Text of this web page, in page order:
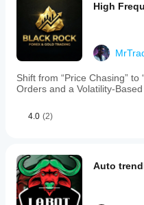
High
Shift from “Price Chasing”
Orders and a Volatility-
4.0 (2)
Auto